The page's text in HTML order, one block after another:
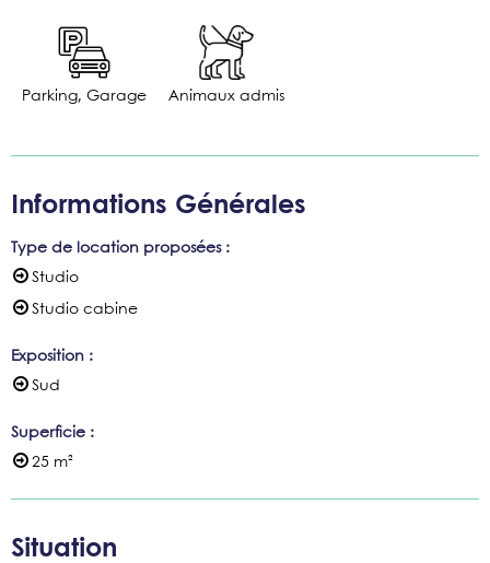
Parking, Garage Animaux admis
Informations Générales
Type de location proposées :
Studio
Studio cabine
Exposition :
Sud
Superficie :
25 m²
Situation